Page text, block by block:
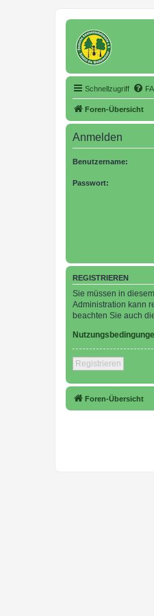
Schnellzugriff
Foren-Übersicht
Anmelden
Benutzername:
Passwort:
REGISTRIEREN
Sie müssen in
Administration kann
beachten Sie auch
Registrieren
Foren-Übersicht